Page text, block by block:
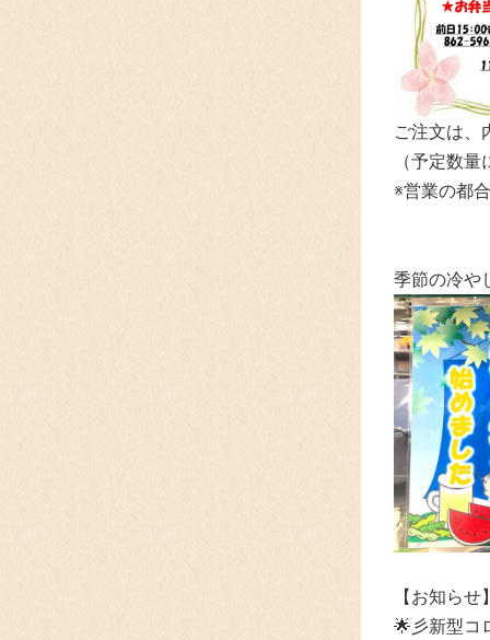
ご注文は、
（予定数
※営業の都
季節の冷
【お知らせ
🌟彡新型コ